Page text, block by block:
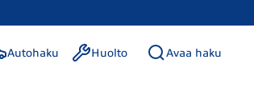
Autohaku Huolto Avaa haku